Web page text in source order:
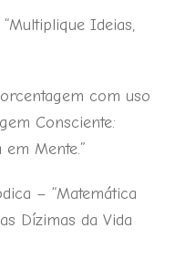
Ideias,
com uso
Consciente:
Mente.”
– “Matemática
Dízimas da Vida